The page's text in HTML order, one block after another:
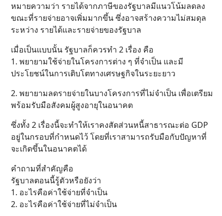
หมายความว่า รายได้จากภาษีของรัฐบาลมีแนวโน้มลดลง
ขณะที่รายจ่ายอาจเพิ่มมากขึ้น ซึ่งอาจสร้างความไม่สมดุล
ระหว่าง รายได้และรายจ่ายของรัฐบาล
เมื่อเป็นแบบนั้น รัฐบาลก็ควรทำ 2 เรื่อง คือ
1. พยายามใช้จ่ายในโครงการต่าง ๆ ที่จำเป็น และมี
ประโยชน์ในการเติบโตทางเศรษฐกิจในระยะยาว
2. พยายามลดรายจ่ายในบางโครงการที่ไม่จำเป็น เพื่อเตรียม
พร้อมรับมือสังคมผู้สูงอายุในอนาคต
ซึ่งทั้ง 2 เรื่องนี้จะทำให้เราคงสัดส่วนหนี้สาธารณะต่อ GDP
อยู่ในกรอบที่กำหนดไว้ โดยที่เราสามารถรับมือกับปัญหาที่
จะเกิดขึ้นในอนาคตได้
คำถามที่สำคัญคือ
รัฐบาลตอนนี้รู้ตัวหรือยังว่า
1. อะไรคือค่าใช้จ่ายที่จำเป็น
2. อะไรคือค่าใช้จ่ายที่ไม่จำเป็น